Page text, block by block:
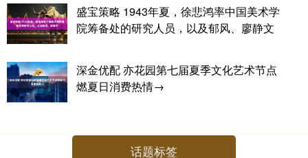
盛宝策略 1943年夏，徐悲鸿率中国美术学
院筹备处的研究人员，以及郁风、廖静文
深金优配 亦花园第七届夏季文化艺术节点
燃夏日消费热情→
话题标签